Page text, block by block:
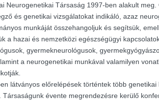
Neurogenetikai Társaság 1997-ben alakult
és genetikai vizsgálatokat indikáló, azaz
munkáját összehangoljuk és segítsük,
a hazai és nemzetközi egészségügyi
gyermekneurológusok,
a neurogenetikai munkával valamilyen
látványos előrelépések történtek több
Társaságunk évente megrendezésre kerülő